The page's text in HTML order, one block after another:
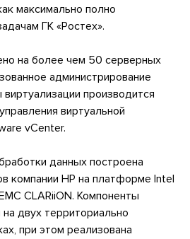
максимально полно
ГК «Ростех».
на более чем 50 серверных
администрирование
производится
виртуальной
vCenter.
данных построена
компании HP на платформе Intel
CLARiiON. Компоненты
двух территориально
при этом реализована